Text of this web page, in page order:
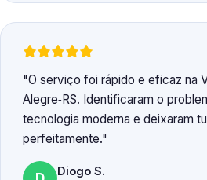
O serviço foi rápido e eficaz na
Alegre‑RS. Identificaram o
tecnologia moderna e deixaram
perfeitamente.
Diogo S.